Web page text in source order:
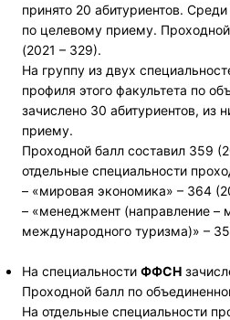
принято 20 абитуриентов.
по целевому приему.
(2021 – 329).
На группу из двух
профиля этого факультета по
зачислено 30 абитуриентов, из
приему.
Проходной балл составил 359
отдельные специальности
– «мировая экономика» – 364
– «менеджмент (направление –
международного туризма)» –
На специальности ФФСН
Проходной балл по
На отдельные специальности